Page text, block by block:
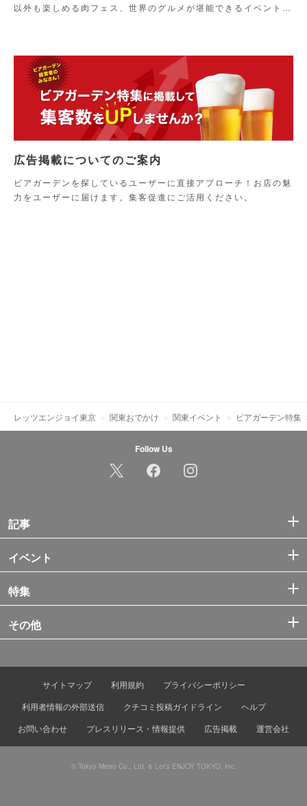
以外も楽しめる肉フェス、世界のグルメが堪能できるイベントま
広告掲載についてのご案内
ビアガーデンを探しているユーザーに直接アプローチ！お店の魅
力をユーザーに届けます。集客促進にご活用ください。
レッツエンジョイ東京 関東おでかけ 関東イベント ビアガーデン特集
Follow Us
記事
イベント
特集
その他
サイトマップ 利用規約
プライバシーポリシー
利用者情報の外部送信
クチコミ投稿ガイドライン
ヘルプ
お問い合わせ
プレスリリース・情報提供 広告掲載 運営会社
© Tokyo Metro Co., Ltd. & Let’s ENJOY TOKYO, Inc.